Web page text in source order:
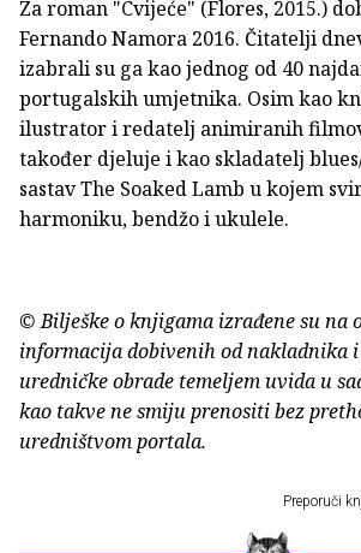
Za roman "Cvijeće" (Flores, 2015.)
Fernando Namora 2016. Čitatelji
izabrali su ga kao jednog od 40
portugalskih umjetnika. Osim kao
ilustrator i redatelj animiranih
također djeluje i kao skladatelj
sastav The Soaked Lamb u kojem
harmoniku, bendžo i ukulele.
© Bilješke o knjigama izrađene su na
informacija dobivenih od nakladnika
uredničke obrade temeljem uvida u
kao takve ne smiju prenositi bez
uredništvom portala.
Preporuči